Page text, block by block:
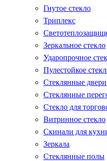
Гнутое стекло
Триплекс
Зеркальное стекло
Ударопрочное
Пулестойкое
Стеклянные двери
Стеклянные
Стекло для
Витринное стекло
Скинали для
Зеркала
Стеклянные полы